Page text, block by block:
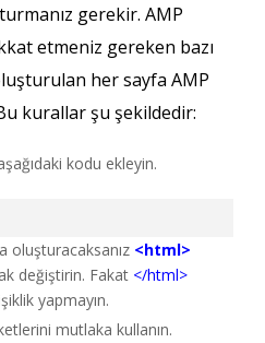
gerekir. AMP
etmeniz gereken bazı
her sayfa AMP
kurallar şu şekildedir:
kodu ekleyin.
oluşturacaksanız <html>
değiştirin. Fakat </html>
yapmayın.
mutlaka kullanın.